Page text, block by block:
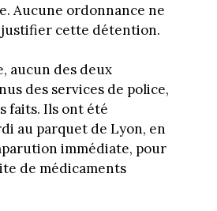
Aucune ordonnance ne
cette détention.
aucun des deux
des services de police,
faits. Ils ont été
au parquet de Lyon, en
immédiate, pour
de médicaments